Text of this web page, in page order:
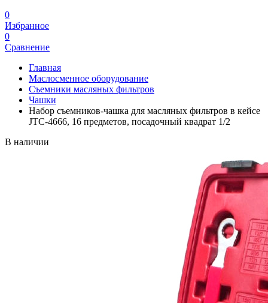
0
Избранное
0
Сравнение
Главная
Маслосменное оборудование
Съемники масляных фильтров
Чашки
Набор съемников-чашка для масляных фильтров в кейсе
JTC-4666, 16 предметов, посадочный квадрат 1/2
В наличии